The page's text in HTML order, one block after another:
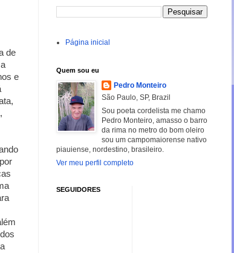
de
e
Página inicial
Quem sou eu
Pedro Monteiro
São Paulo, SP, Brazil
Sou poeta cordelista me chamo
Pedro Monteiro, amasso o barro
da rima no metro do bom oleiro
sou um campomaiorense nativo
piauiense, nordestino, brasileiro.
Ver meu perfil completo
SEGUIDORES